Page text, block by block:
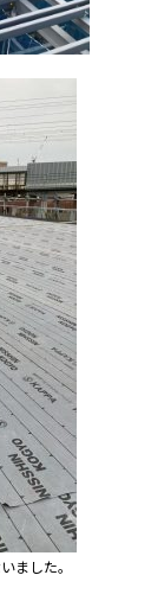
ました。